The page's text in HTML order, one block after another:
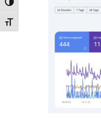
Umschalten auf hohe
Schrift vergrößern